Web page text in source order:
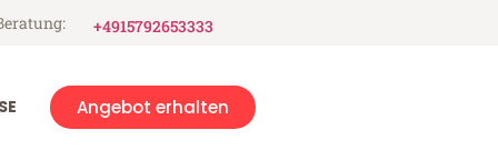
+4915792653333
Angebot erhalten